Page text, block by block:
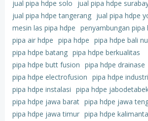
jual pipa hdpe solo
jual pipa hdpe
jual pipa hdpe tangerang jual pipa hdpe
mesin las pipa hdpe penyambungan pipa
pipa air hdpe pipa hdpe pipa hdpe bali
pipa hdpe batang pipa hdpe berkualitas
pipa hdpe butt fusion pipa hdpe drainase
pipa hdpe electrofusion pipa hdpe industri
pipa hdpe instalasi pipa hdpe
pipa hdpe jawa barat pipa hdpe jawa
pipa hdpe jawa timur pipa hdpe